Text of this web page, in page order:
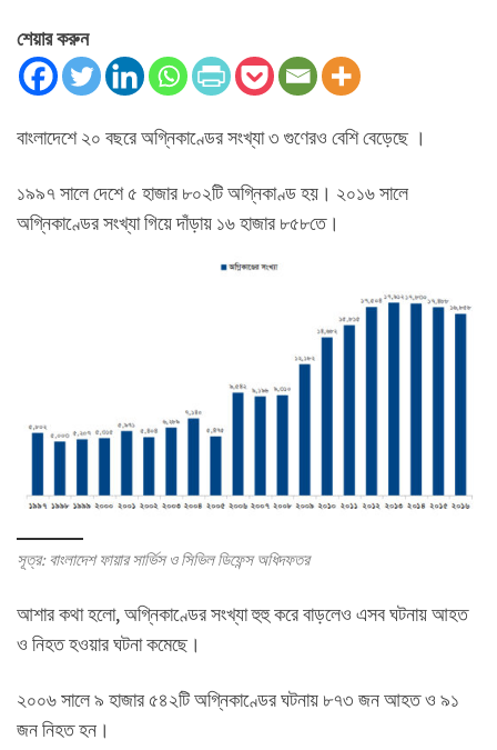
শেয়ার করুন
বাংলাদেশে ২০ বছরে অগ্নিকাণ্ডের সংখ্যা ৩ গুণেরও বেশি বেড়েছে ।
১৯৯৭ সালে দেশে ৫ হাজার ৮০২টি অগ্নিকাণ্ড হয়। ২০১৬ সালে
অগ্নিকাণ্ডের সংখ্যা গিয়ে দাঁড়ায় ১৬ হাজার ৮৫৮তে।
সূত্র: বাংলাদেশ ফায়ার সার্ভিস ও সিভিল ডিফেন্স অধিদফতর
আশার কথা হলো, অগ্নিকাণ্ডের সংখ্যা হুহু করে বাড়লেও এসব ঘটনায় আহত
ও নিহত হওয়ার ঘটনা কমেছে।
২০০৬ সালে ৯ হাজার ৫৪২টি অগ্নিকাণ্ডের ঘটনায় ৮৭৩ জন আহত ও ৯১
জন নিহত হন।